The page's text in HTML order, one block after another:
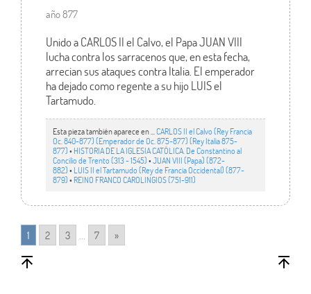
año 877
Unido a CARLOS II el Calvo, el Papa JUAN VIII
lucha contra los sarracenos que, en esta fecha,
arrecian sus ataques contra Italia. El emperador
ha dejado como regente a su hijo LUIS el
Tartamudo.
Esta pieza también aparece en ... CARLOS II el Calvo (Rey Francia
Oc. 840-877) (Emperador de Oc. 875-877) (Rey Italia 875-
877)• HISTORIA DE LA IGLESIA CATÓLICA. De Constantino al
Concilio de Trento (313 - 1545)•JUAN VIII (Papa) (872-
882)• LUIS II el Tartamudo (Rey de Francia Occidental) (877-
879)• REINO FRANCO CAROLINGIOS (751-911)
1 2 3 ... 7 »